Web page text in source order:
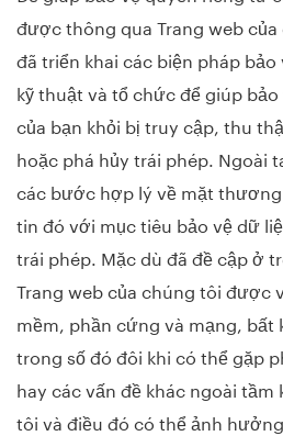
được thông qua Trang web
đã triển khai các biện pháp
kỹ thuật và tổ chức để giúp
của bạn khỏi bị truy cập, thu
hoặc phá hủy trái phép. Ngoài
các bước hợp lý về mặt
tin đó với mục tiêu bảo vệ dữ
trái phép. Mặc dù đã đề cập ở
Trang web của chúng tôi được
mềm, phần cứng và mạng, bất
trong số đó đôi khi có thể gặp
hay các vấn đề khác ngoài tầm
tôi và điều đó có thể ảnh